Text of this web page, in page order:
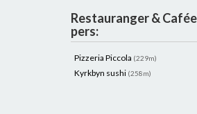
Restauranger &
pers:
Pizzeria Piccola (229m)
Kyrkbyn sushi (258m)